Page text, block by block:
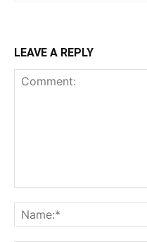
LEAVE A REPLY